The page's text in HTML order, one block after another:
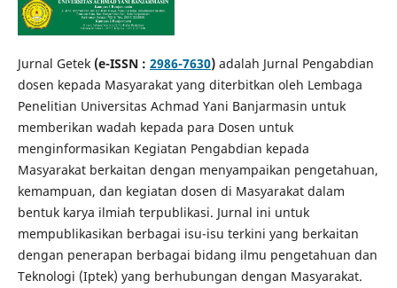
Jurnal Getek (e-ISSN : 2986-7630)adalah Jurnal Pengabdian
dosen kepada Masyarakat yang diterbitkan oleh Lembaga
Penelitian Universitas Achmad Yani Banjarmasin untuk
memberikan wadah kepada para Dosen untuk
menginformasikan Kegiatan Pengabdian kepada
Masyarakat berkaitan dengan menyampaikan pengetahuan,
kemampuan, dan kegiatan dosen di Masyarakat dalam
bentuk karya ilmiah terpublikasi. Jurnal ini untuk
mempublikasikan berbagai isu-isu terkini yang berkaitan
dengan penerapan berbagai bidang ilmu pengetahuan dan
Teknologi (Iptek) yang berhubungan dengan Masyarakat.